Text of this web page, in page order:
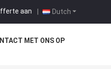
Dutch
aan |
MET ONS OP